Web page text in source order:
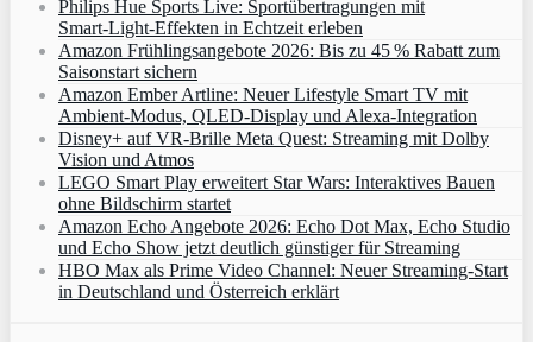
Philips Hue Sports Live: Sportübertragungen mit
Smart‑Light‑Effekten in Echtzeit erleben
Amazon Frühlingsangebote 2026: Bis zu 45 % Rabatt zum
Saisonstart sichern
Amazon Ember Artline: Neuer Lifestyle Smart TV mit
Ambient‑Modus, QLED‑Display und Alexa‑Integration
Disney+ auf VR-Brille Meta Quest: Streaming mit Dolby
Vision und Atmos
LEGO Smart Play erweitert Star Wars: Interaktives Bauen
ohne Bildschirm startet
Amazon Echo Angebote 2026: Echo Dot Max, Echo Studio
und Echo Show jetzt deutlich günstiger für Streaming
HBO Max als Prime Video Channel: Neuer Streaming‑Start
in Deutschland und Österreich erklärt